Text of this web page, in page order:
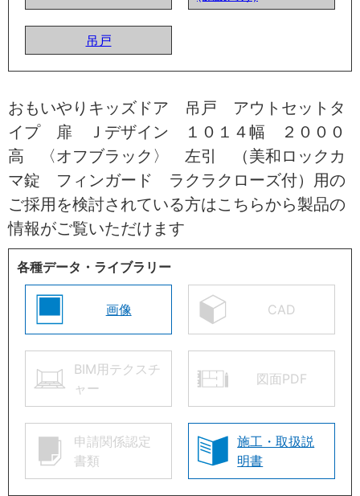
吊戸
おもいやりキッズドア 吊戸 アウトセットタ
イプ 扉 Ｊデザイン １０１４幅 ２０００
高 〈オフブラック〉 左引 （美和ロックカ
マ錠 フィンガード ラクラクローズ付）用の
ご採用を検討されている方はこちらから製品の
情報がご覧いただけます
各種データ・ライブラリー
画像 CAD
BIM用テクスチ
ャー
図面PDF
申請関係認定
書類
施工・取扱説
明書